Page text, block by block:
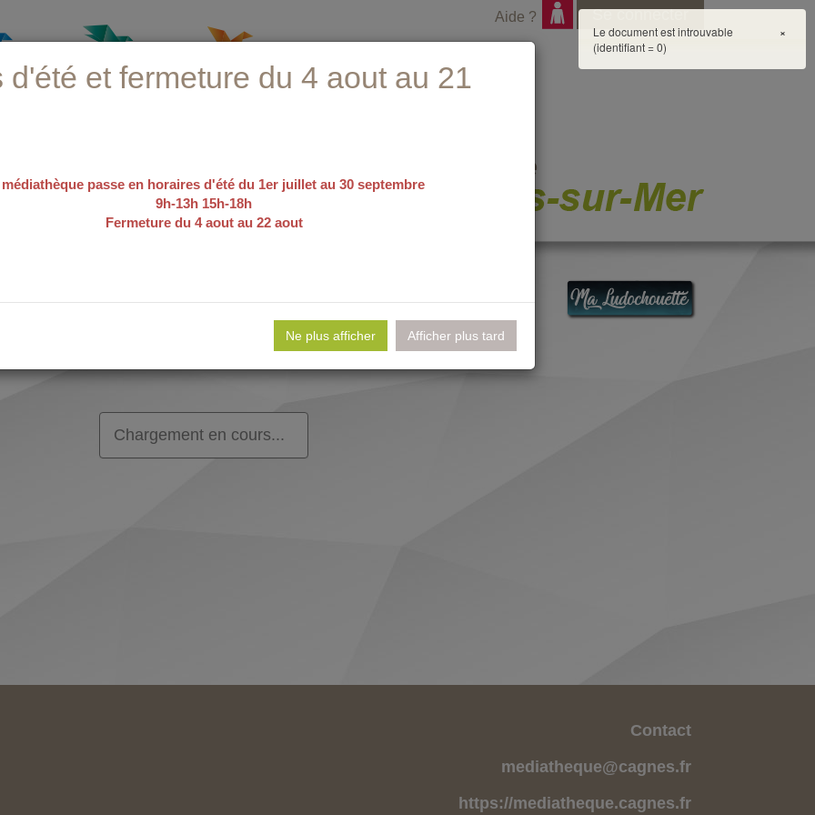
Aide ? Se connecter
recherche avancée
Chargement en cours...
d'été et fermeture du 4 aout au 21
médiathèque passe en horaires d'été du 1er juillet au 30 septembre
9h-13h 15h-18h
Fermeture du 4 aout au 22 aout
Ne plus afficher Afficher plus tard
Contact
mediatheque@cagnes.fr
https://mediatheque.cagnes.fr
×
Le document est introuvable
(identifiant = 0)